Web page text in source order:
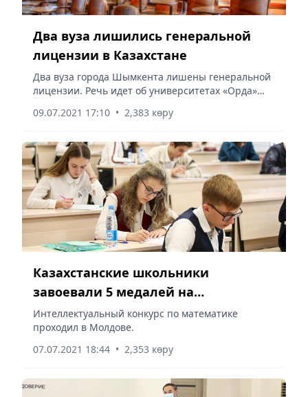
Два вуза лишились генеральной
лицензии в Казахстане
Два вуза города Шымкента лишены генеральной
лицензии. Речь идет об университетах «Орда»
и «Мирас», сообщает Vecher.kz.
09.07.2021 17:10 • 2,383 көру
Казахстанские школьники
завоевали 5 медалей на
международной олимпиаде
Интеллектуальный конкурс по математике
проходил в Молдове.
07.07.2021 18:44 • 2,353 көру